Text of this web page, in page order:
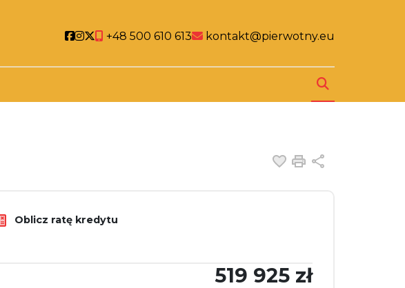
Social link
Social link
Social link
+48 500 610 613 kontakt@pierwotny.eu
Dodaj do
Drukuj
Oblicz ratę kredytu
519 925 zł